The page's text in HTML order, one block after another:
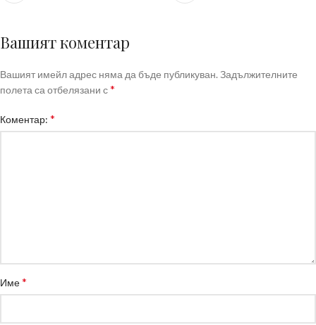
Вашият коментар
Вашият имейл адрес няма да бъде публикуван. Задължителните
полета са отбелязани с*
Коментар: *
Име*